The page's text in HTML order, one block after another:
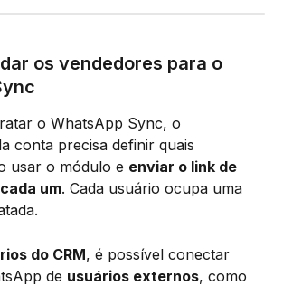
os vendedores para o
o WhatsApp Sync, o
conta precisa definir quais
usar o módulo e enviar o link de
um. Cada usuário ocupa uma
do CRM, é possível conectar
de usuários externos, como